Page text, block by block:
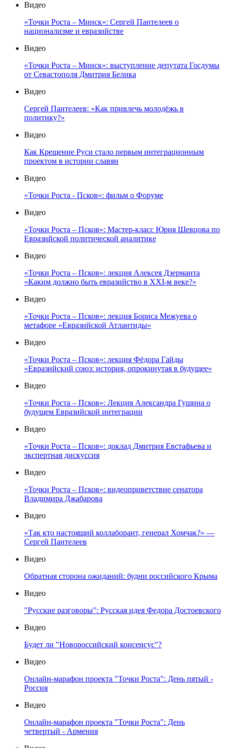
Видео
«Точки Роста – Минск»: Сергей Пантелеев о
национализме и евразийстве
Видео
«Точки Роста – Минск»: выступление депутата Госдумы
от Севастополя Дмитрия Белика
Видео
Сергей Пантелеев: «Как привлечь молодёжь в
политику?»
Видео
Как Крещение Руси стало первым интеграционным
проектом в истории славян
Видео
«Точки Роста - Псков»: фильм о Форуме
Видео
«Точки Роста – Псков»: Мастер-класс Юрия Шевцова по
Евразийской политической аналитике
Видео
«Точки Роста – Псков»: лекция Алексея Дзерманта
«Каким должно быть евразийство в XXI-м веке?»
Видео
«Точки Роста – Псков»: лекция Бориса Межуева о
метафоре «Евразийской Атлантиды»
Видео
«Точки Роста – Псков»: лекция Фёдора Гайды
«Евразийский союз: история, опрокинутая в будущее»
Видео
«Точки Роста – Псков»: Лекция Александра Гущина о
будущем Евразийской интеграции
Видео
«Точки Роста – Псков»: доклад Дмитрия Евстафьева и
экспертная дискуссия
Видео
«Точки Роста – Псков»: видеоприветствие сенатора
Владимира Джабарова
Видео
«Так кто настоящий коллаборант, генерал Хомчак?» —
Сергей Пантелеев
Видео
Обратная сторона ожиданий: будни российского Крыма
Видео
"Русские разговоры": Русская идея Федора Достоевского
Видео
Будет ли "Новороссийский консенсус"?
Видео
Онлайн-марафон проекта "Точки Роста": День пятый -
Россия
Видео
Онлайн-марафон проекта "Точки Роста": День
четвертый - Армения